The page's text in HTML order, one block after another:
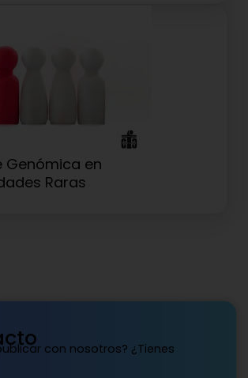
Genómica en
Raras
con nosotros? ¿Tienes